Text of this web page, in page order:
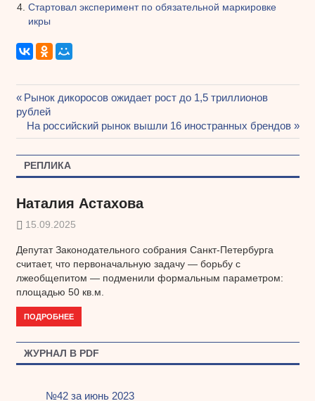
Стартовал эксперимент по обязательной маркировке
икры
Навигация
по
записям
Предыдущая
запись:
Рынок дикоросов ожидает рост до 1,5 триллионов
рублей
Следующая
запись:
На российский рынок вышли 16 иностранных брендов
РЕПЛИКА
Наталия Астахова
15.09.2025
Депутат Законодательного собрания Санкт-Петербурга
считает, что первоначальную задачу — борьбу с
лжеобщепитом — подменили формальным параметром:
площадью 50 кв.м.
ПОДРОБНЕЕ
ЖУРНАЛ В PDF
№42 за июнь 2023